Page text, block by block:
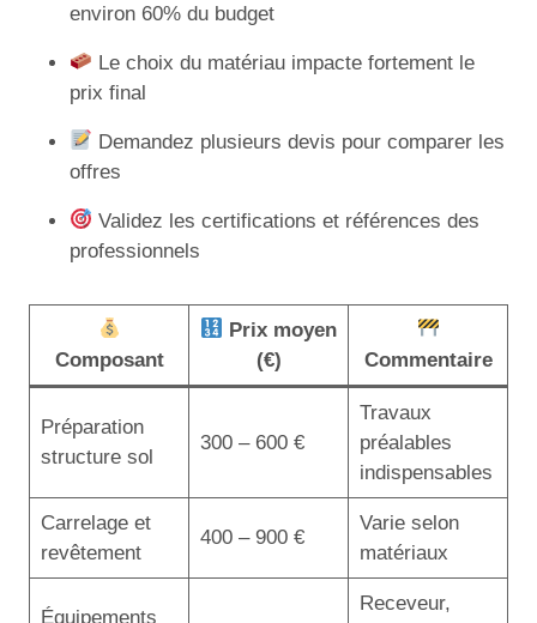
environ 60% du budget
Le choix du matériau impacte fortement le
prix final
Demandez plusieurs devis pour comparer les
offres
Validez les certifications et références des
professionnels
Composant
Prix moyen
(€)
Commentaire
Préparation
structure sol
300 – 600 €
Travaux
préalables
indispensables
Carrelage et
revêtement
400 – 900 €
Varie selon
matériaux
Équipements
Receveur,